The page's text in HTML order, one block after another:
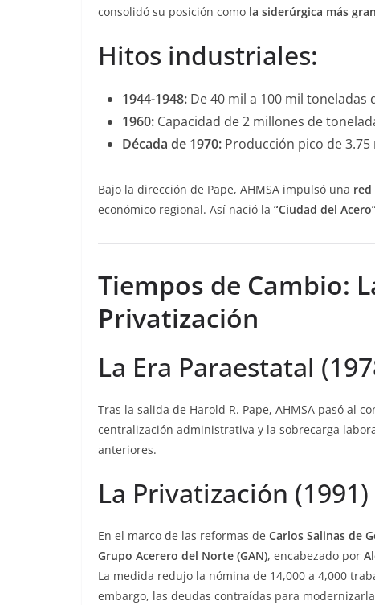
consolidó su posición como la siderúrgica más
Hitos industriales:
1944-1948: De 40 mil a 100 mil toneladas
1960: Capacidad de 2 millones de
Década de 1970: Producción pico de
Bajo la dirección de Pape, AHMSA impulsó una red
económico regional. Así nació la “Ciudad del
Tiempos de Cambio:
Privatización
La Era Paraestatal
Tras la salida de Harold R. Pape, AHMSA pasó al
centralización administrativa y la sobrecarga
anteriores.
La Privatización (1991)
En el marco de las reformas de Carlos Salinas de
Grupo Acerero del Norte (GAN), encabezado por
La medida redujo la nómina de 14,000 a 4,000
embargo, las deudas contraídas para